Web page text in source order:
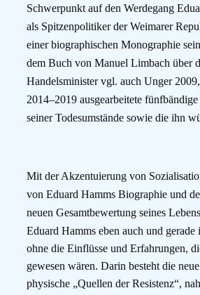
Schwerpunkt auf den Werdegang
als Spitzenpolitiker der Weimarer
einer biographischen Monographie
dem Buch von Manuel Limbach über
Handelsminister vgl. auch Unger
2014–2019ausgearbeitete
seiner Todesumstände sowie die ihn
Mit der Akzentuierung von
von Eduard Hamms Biographie und
neuen Gesamtbewertung seines
Eduard Hamms eben auch und
ohne die Einflüsse und Erfahrungen,
gewesen wären. Darin besteht die
physische „Quellen der Resistenz“,